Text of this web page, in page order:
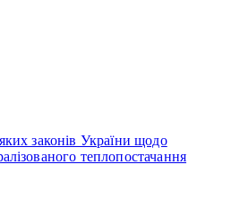
законів України щодо
теплопостачання